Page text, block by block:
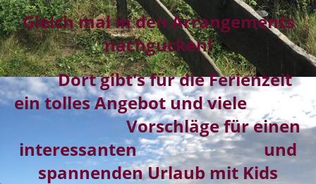
Gleich mal in den Arrangements
nachgucken!
Dort gibt's für die Ferienzeit
ein tolles Angebot und viele
Vorschläge für einen
interessantenund
spannenden Urlaub mit Kids